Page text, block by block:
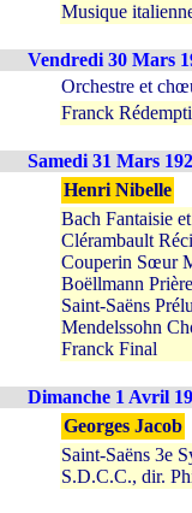
Musique
Vendredi 30 Mars
Orchestre et
Franck
Samedi 31 Mars
Henri Nibelle
Bach Fantaisie
Clérambault
Couperin Sœur
Boëllmann
Saint-Saëns
Mendelssohn
Franck Final
Dimanche 1 Avril
Georges Jacob
Saint-Saëns 3e
S.D.C.C., dir.